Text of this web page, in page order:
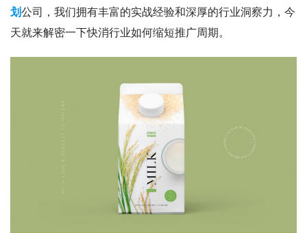
划公司，我们拥有丰富的实战经验和深厚的行业洞察力，今
天就来解密一下快消行业如何缩短推广周期。